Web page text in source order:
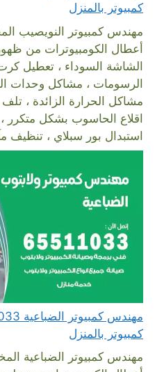
كمبيوتر بالمنزل
مهندس كمبيوتر النويصيب
أعطال الكومبيوترات من
الشاشة السوداء ، تعطيل
الرسومات ، مشاكل وحدات
مشاكل الحرارة الزائدة ،
اقلاع الحاسوب بشكل متكرر ،
استبدال بور سبلاي ، تنظيف
كمبيوتر بالمنزل
مهندس كمبيوتر الضباعية